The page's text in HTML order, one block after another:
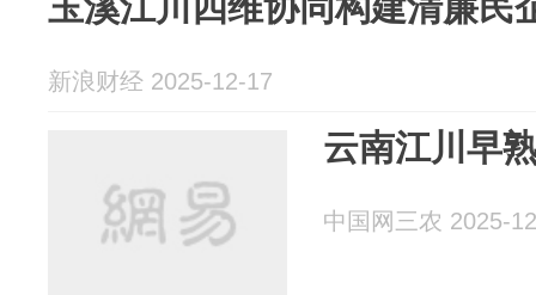
新浪财经 2025-12-17
云南江川早
中国网三农 2025-